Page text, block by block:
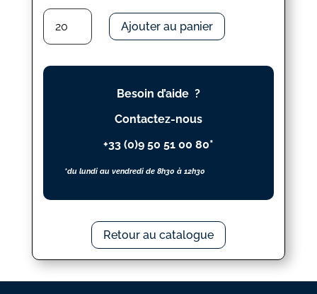
quantité
COMME
UNE
Ajouter au panier
Besoin d’aide ?
Contactez-nous
+33 (0)9 50 51 00 80*
*du lundi au vendredi de 8h30 à 12h30
Retour au catalogue